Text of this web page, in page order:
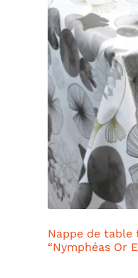
Nappe de table
“Nymphéas Or